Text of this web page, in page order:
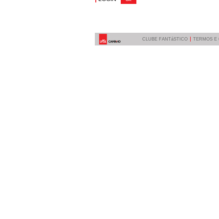
CLUBE FANTáSTICO TERMOS E